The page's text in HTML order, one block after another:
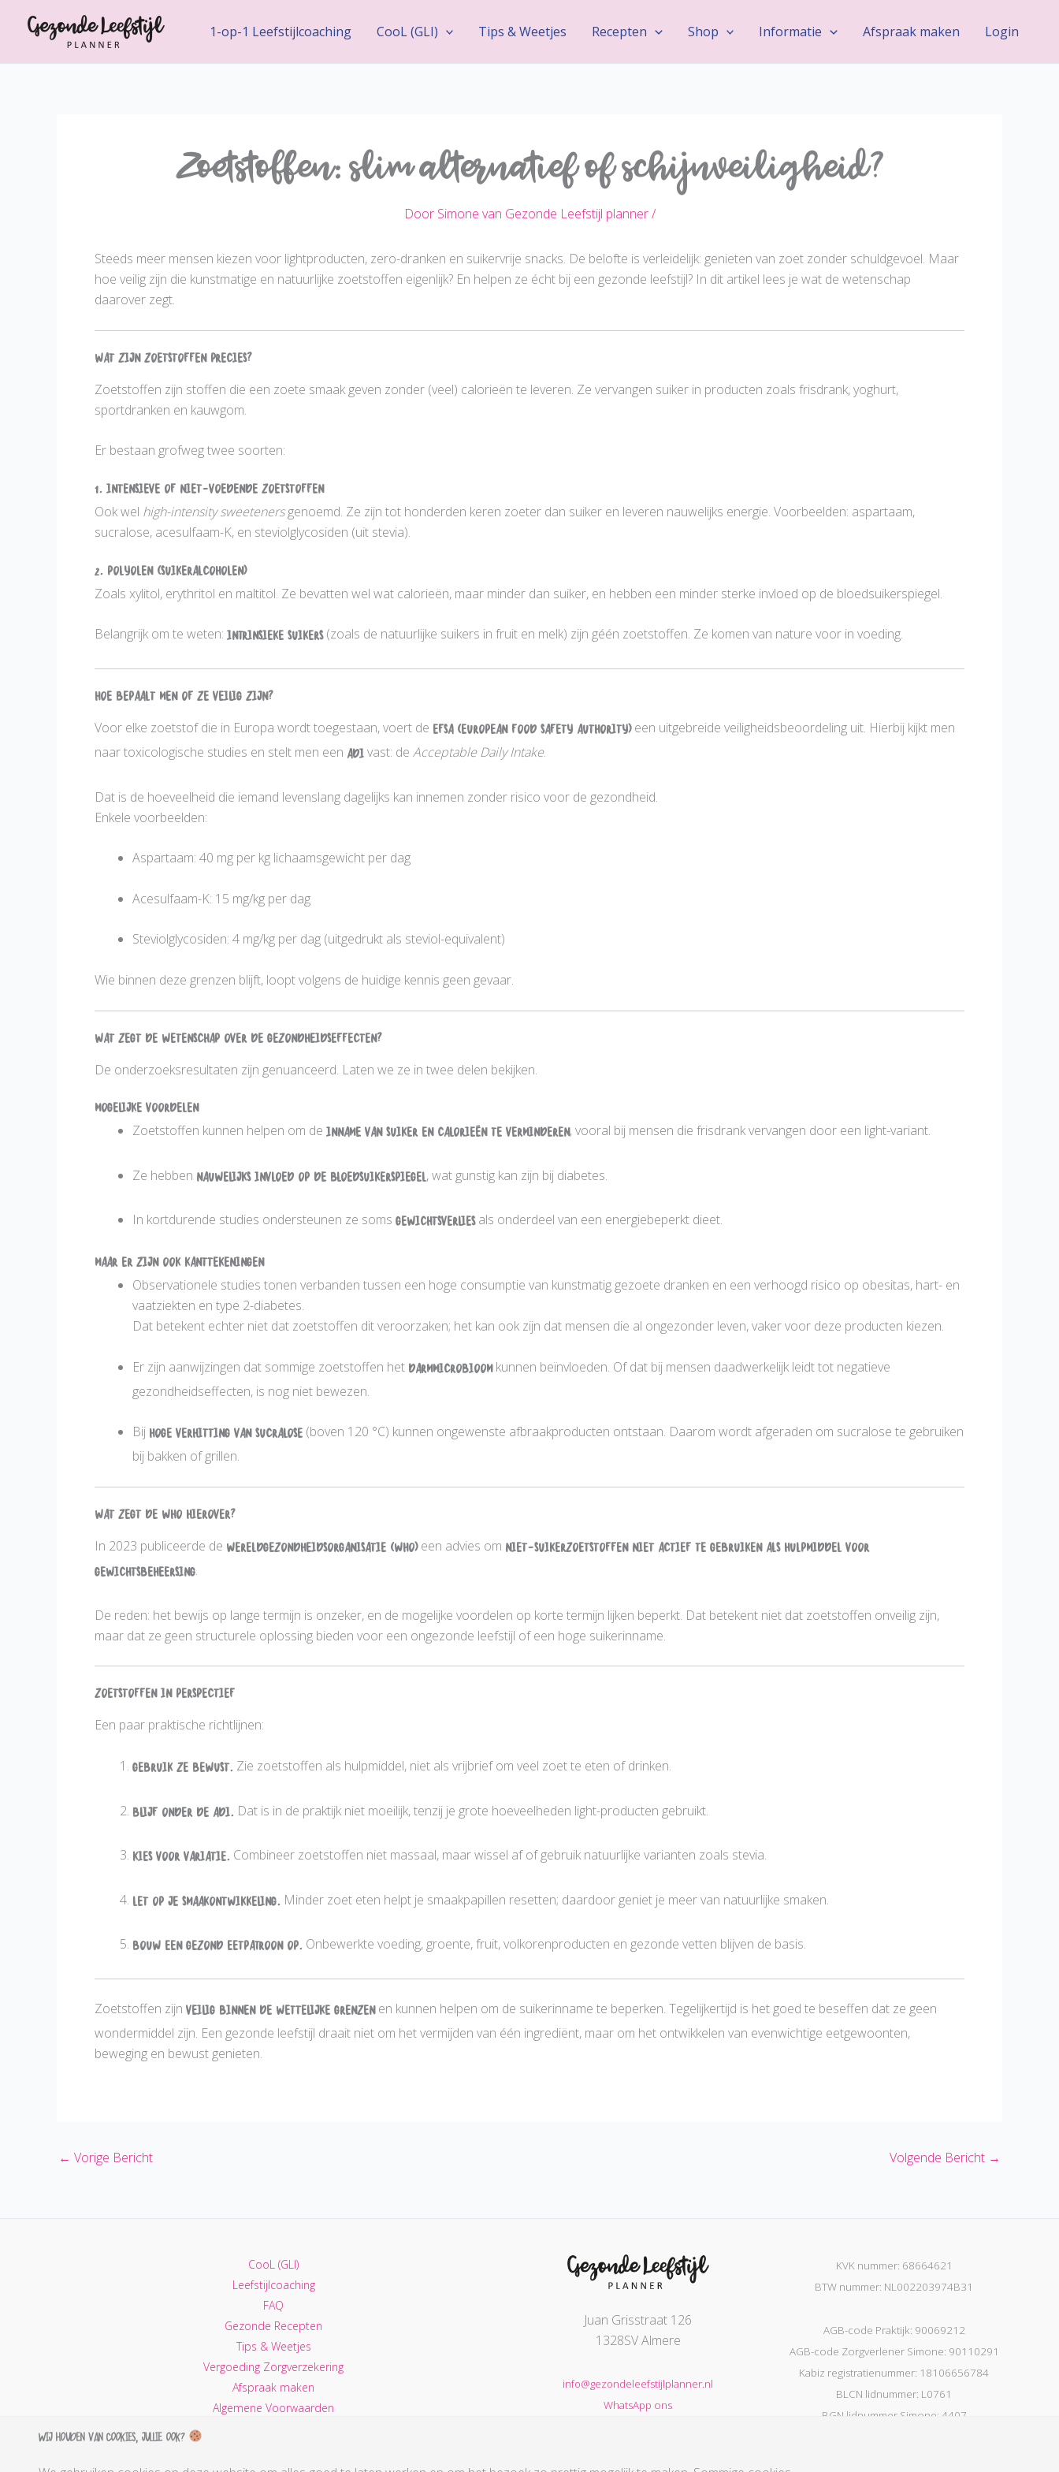
1-op-1 Leefstijlcoaching CooL (GLI) Tips & Weetjes Recepten Shop Informatie Afspraak maken Login
Zoetstoffen: slim alternatief of schijnveiligheid?
Door Simone van Gezonde Leefstijl planner/
Steeds meer mensen kiezen voor lightproducten, zero-dranken en suikervrije snacks. De belofte is verleidelijk: genieten van zoet zonder schuldgevoel. Maar
hoe veilig zijn die kunstmatige en natuurlijke zoetstoffen eigenlijk? En helpen ze écht bij een gezonde leefstijl? In dit artikel lees je wat de wetenschap
daarover zegt.
Wat zijn zoetstoffen precies?
Zoetstoffen zijn stoffen die een zoete smaak geven zonder (veel) calorieën te leveren. Ze vervangen suiker in producten zoals frisdrank, yoghurt,
sportdranken en kauwgom.
Er bestaan grofweg twee soorten:
1. Intensieve of niet-voedende zoetstoffen
Ook wel high-intensity sweetenersgenoemd. Ze zijn tot honderden keren zoeter dan suiker en leveren nauwelijks energie. Voorbeelden: aspartaam,
sucralose, acesulfaam-K, en steviolglycosiden (uit stevia).
2. Polyolen (suikeralcoholen)
Zoals xylitol, erythritol en maltitol. Ze bevatten wel wat calorieën, maar minder dan suiker, en hebben een minder sterke invloed op de bloedsuikerspiegel.
Belangrijk om te weten: intrinsieke suikers(zoals de natuurlijke suikers in fruit en melk) zijn géén zoetstoffen. Ze komen van nature voor in voeding.
Hoe bepaalt men of ze veilig zijn?
Voor elke zoetstof die in Europa wordt toegestaan, voert de EFSA (European Food Safety Authority)een uitgebreide veiligheidsbeoordeling uit. Hierbij kijkt men
naar toxicologische studies en stelt men een ADIvast: de Acceptable Daily Intake.
Dat is de hoeveelheid die iemand levenslang dagelijks kan innemen zonder risico voor de gezondheid.
Enkele voorbeelden:
Aspartaam: 40 mg per kg lichaamsgewicht per dag
Acesulfaam-K: 15 mg/kg per dag
Steviolglycosiden: 4 mg/kg per dag (uitgedrukt als steviol-equivalent)
Wie binnen deze grenzen blijft, loopt volgens de huidige kennis geen gevaar.
Wat zegt de wetenschap over de gezondheidseffecten?
De onderzoeksresultaten zijn genuanceerd. Laten we ze in twee delen bekijken.
Mogelijke voordelen
Zoetstoffen kunnen helpen om de inname van suiker en calorieën te verminderen, vooral bij mensen die frisdrank vervangen door een light-variant.
Ze hebben nauwelijks invloed op de bloedsuikerspiegel, wat gunstig kan zijn bij diabetes.
In kortdurende studies ondersteunen ze soms gewichtsverliesals onderdeel van een energiebeperkt dieet.
Maar er zijn ook kanttekeningen
Observationele studies tonen verbanden tussen een hoge consumptie van kunstmatig gezoete dranken en een verhoogd risico op obesitas, hart- en
vaatziekten en type 2-diabetes.
Dat betekent echter niet dat zoetstoffen dit veroorzaken; het kan ook zijn dat mensen die al ongezonder leven, vaker voor deze producten kiezen.
Er zijn aanwijzingen dat sommige zoetstoffen het darmmicrobioomkunnen beïnvloeden. Of dat bij mensen daadwerkelijk leidt tot negatieve
gezondheidseffecten, is nog niet bewezen.
Bij hoge verhitting van sucralose (boven 120 °C) kunnen ongewenste afbraakproducten ontstaan. Daarom wordt afgeraden om sucralose te gebruiken
bij bakken of grillen.
Wat zegt de WHO hierover?
In 2023 publiceerde de Wereldgezondheidsorganisatie (WHO)een advies om niet-suikerzoetstoffen niet actief te gebruiken als hulpmiddel voor
gewichtsbeheersing.
De reden: het bewijs op lange termijn is onzeker, en de mogelijke voordelen op korte termijn lijken beperkt. Dat betekent niet dat zoetstoffen onveilig zijn,
maar dat ze geen structurele oplossing bieden voor een ongezonde leefstijl of een hoge suikerinname.
Zoetstoffen in perspectief
Een paar praktische richtlijnen:
Gebruik ze bewust. Zie zoetstoffen als hulpmiddel, niet als vrijbrief om veel zoet te eten of drinken.
Blijf onder de ADI. Dat is in de praktijk niet moeilijk, tenzij je grote hoeveelheden light-producten gebruikt.
Kies voor variatie. Combineer zoetstoffen niet massaal, maar wissel af of gebruik natuurlijke varianten zoals stevia.
Let op je smaakontwikkeling. Minder zoet eten helpt je smaakpapillen resetten; daardoor geniet je meer van natuurlijke smaken.
Bouw een gezond eetpatroon op. Onbewerkte voeding, groente, fruit, volkorenproducten en gezonde vetten blijven de basis.
Zoetstoffen zijn veilig binnen de wettelijke grenzenen kunnen helpen om de suikerinname te beperken. Tegelijkertijd is het goed te beseffen dat ze geen
wondermiddel zijn. Een gezonde leefstijl draait niet om het vermijden van één ingrediënt, maar om het ontwikkelen van evenwichtige eetgewoonten,
beweging en bewust genieten.
← Vorige Bericht Volgende Bericht →
CooL (GLI)
Leefstijlcoaching
FAQ
Gezonde Recepten
Tips & Weetjes
Vergoeding Zorgverzekering
Afspraak maken
Algemene Voorwaarden
Juan Grisstraat 126
1328SV Almere
info@gezondeleefstijlplanner.nl
WhatsApp ons
KVK nummer: 68664621
BTW nummer: NL002203974B31
AGB-code Praktijk: 90069212
AGB-code Zorgverlener Simone: 90110291
Kabiz registratienummer: 18106656784
BLCN lidnummer: L0761
BGN lidnummer Simone: 4407
Wij houden van cookies, jullie ook?